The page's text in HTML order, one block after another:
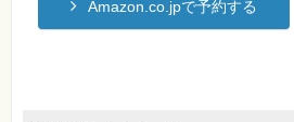
Amazon.co.jpで予約する